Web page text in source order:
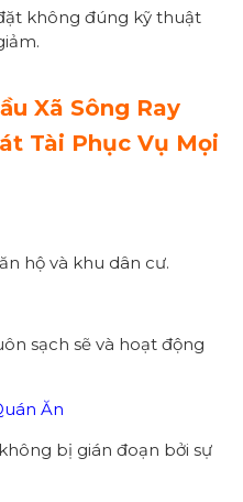
không đúng kỹ thuật
Xã Sông Ray
Tài Phục Vụ Mọi
hộ và khu dân cư.
sạch sẽ và hoạt động
Ăn
bị gián đoạn bởi sự